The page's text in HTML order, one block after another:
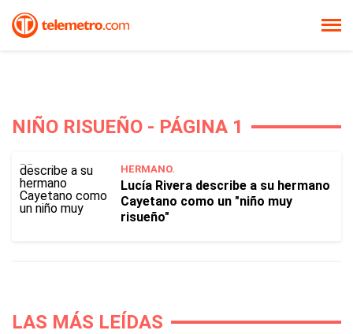
NIÑO RISUEÑO - PÁGINA 1
HERMANO.
Lucía Rivera describe a su hermano
Cayetano como un "niño muy
risueño"
LAS MÁS LEÍDAS